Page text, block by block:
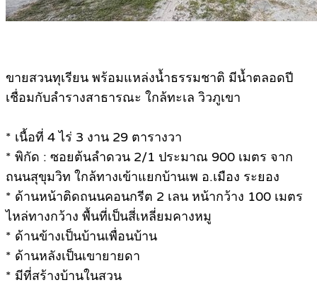
ขายสวนทุเรียน พร้อมแหล่งน้ำธรรมชาติ มีน้ำตลอดปี
เชื่อมกับลำรางสาธารณะ ใกล้ทะเล วิวภูเขา
* เนื้อที่ 4 ไร่ 3 งาน 29 ตารางวา
* พิกัด : ซอยต้นลำดวน 2/1 ประมาณ 900 เมตร จาก
ถนนสุขุมวิท ใกล้ทางเข้าแยกบ้านเพ อ.เมือง ระยอง
* ด้านหน้าติดถนนคอนกรีต 2 เลน หน้ากว้าง 100 เมตร
ไหล่ทางกว้าง พื้นที่เป็นสี่เหลี่ยมคางหมู
* ด้านข้างเป็นบ้านเพื่อนบ้าน
* ด้านหลังเป็นเขายายดา
* มีที่สร้างบ้านในสวน